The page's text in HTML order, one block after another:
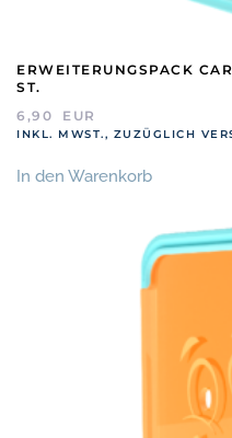
ERWEITERUNGSPACK
ST.
6,90
EUR
INKL. MWST., ZUZÜGLICH
In den Warenkorb